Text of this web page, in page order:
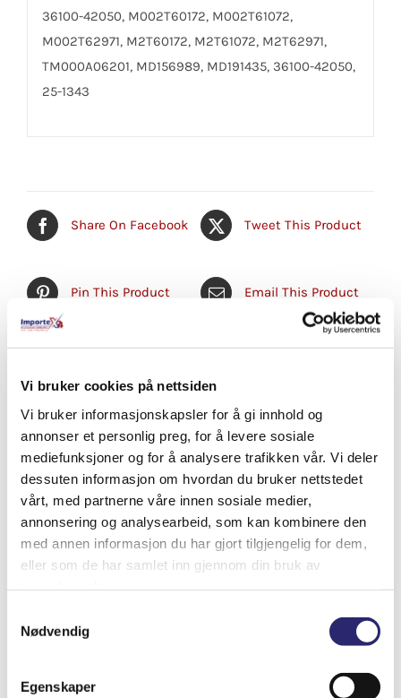
Vi bruker cookies på nettsiden
Vi bruker informasjonskapsler for å gi innhold og
annonser et personlig preg, for å levere sosiale
mediefunksjoner og for å analysere trafikken vår. Vi deler
dessuten informasjon om hvordan du bruker nettstedet
vårt, med partnerne våre innen sosiale medier,
annonsering og analysearbeid, som kan kombinere den
med annen informasjon du har gjort tilgjengelig for dem,
eller som de har samlet inn gjennom din bruk av
Nødvendig
Egenskaper
36100-42050, M002T60172, M002T61072,
M002T62971, M2T60172, M2T61072, M2T62971,
TM000A06201, MD156989, MD191435, 36100-42050,
25-1343
Share On Facebook Tweet This Product
Pin This Product Email This Product
Relaterte produkter
Odyssey SAE Terminal Adapter